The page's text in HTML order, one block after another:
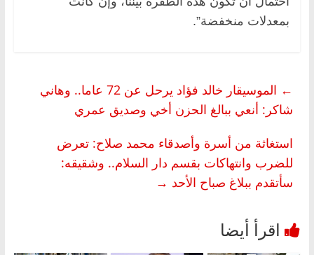
بمعدلات منخفضة”.
←
الموسيقار خالد فؤاد يرحل عن 72 عاما.. وهاني
شاكر: أنعي ببالغ الحزن أخي وصديق عمري
استغاثة من أسرة وأصدقاء محمد صلاح: تعرض
للضرب وانتهاكات بقسم دار السلام.. وشقيقه:
سأتقدم ببلاغ صباح الأحد →